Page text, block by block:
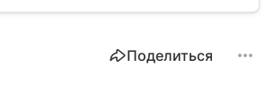
Поделиться